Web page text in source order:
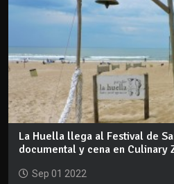
La Huella llega al Festival de
documental y cena en Culinary
Sep 01 2022